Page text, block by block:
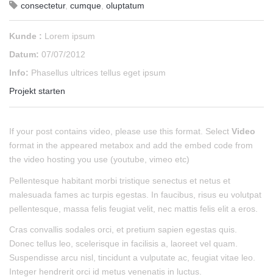
consectetur, cumque, oluptatum
Kunde : Lorem ipsum
Datum: 07/07/2012
Info: Phasellus ultrices tellus eget ipsum
Projekt starten
If your post contains video, please use this format. Select Video
format in the appeared metabox and add the embed code from
the video hosting you use (youtube, vimeo etc)
Pellentesque habitant morbi tristique senectus et netus et
malesuada fames ac turpis egestas. In faucibus, risus eu volutpat
pellentesque, massa felis feugiat velit, nec mattis felis elit a eros.
Cras convallis sodales orci, et pretium sapien egestas quis.
Donec tellus leo, scelerisque in facilisis a, laoreet vel quam.
Suspendisse arcu nisl, tincidunt a vulputate ac, feugiat vitae leo.
Integer hendrerit orci id metus venenatis in luctus.